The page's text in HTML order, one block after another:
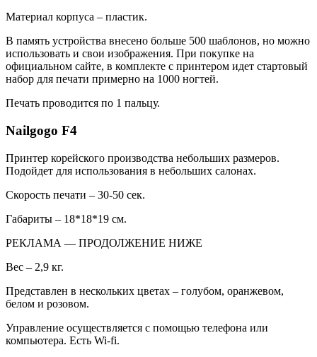
Материал корпуса – пластик.
В память устройства внесено больше 500 шаблонов, но можно
использовать и свои изображения. При покупке на
официальном сайте, в комплекте с принтером идет стартовый
набор для печати примерно на 1000 ногтей.
Печать проводится по 1 пальцу.
Nailgogo F4
Принтер корейского производства небольших размеров.
Подойдет для использования в небольших салонах.
Скорость печати – 30-50 сек.
Габариты – 18*18*19 см.
РЕКЛАМА — ПРОДОЛЖЕНИЕ НИЖЕ
Вес – 2,9 кг.
Представлен в нескольких цветах – голубом, оранжевом,
белом и розовом.
Управление осуществляется с помощью телефона или
компьютера. Есть Wi-fi.